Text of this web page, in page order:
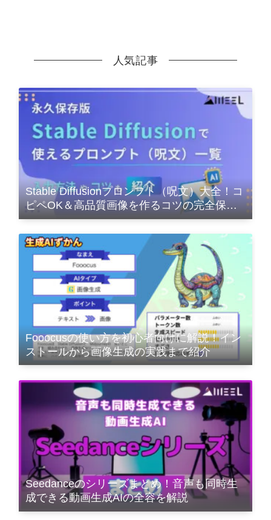
人気記事
Stable Diffusionプロンプト（呪文）大全！コ
ピペOK＆高品質画像を作るコツの完全保存
版
Fooocusの使い方を初心者向けに解説！イン
ストールから画像生成の実践まで紹介
Seedanceのシリーズまとめ！音声も同時生
成できる動画生成AIの全容を解説